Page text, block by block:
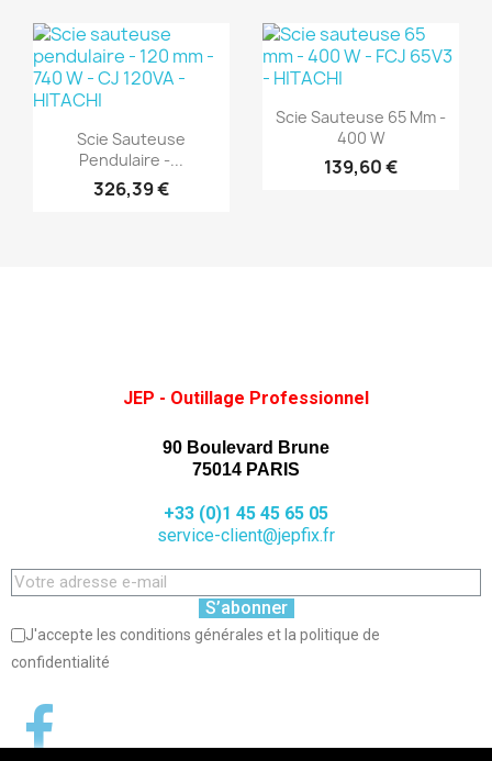
Aperçu rapide
Scie Sauteuse
Pendulaire -...
326,39 €
 Aperçu rapide
Scie Sauteuse 65 Mm -
400 W
139,60 €
JEP - Outillage Professionnel
90 Boulevard Brune
75014 PARIS
+33 (0)1 45 45 65 05
service-client@jepfix.fr
S’abonner
J'accepte les conditions générales et la politique de
confidentialité